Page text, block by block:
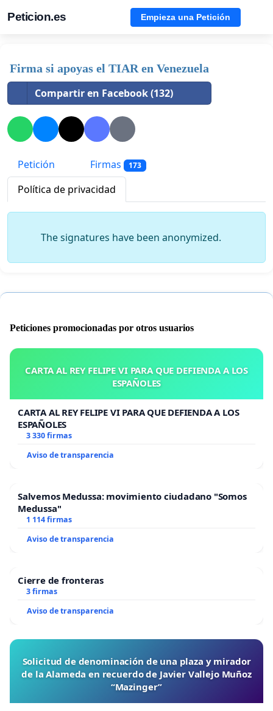
Peticion.es Empieza una Petición
Firma si apoyas el TIAR en Venezuela
Compartir en Facebook (132)
Petición Firmas 173
Política de privacidad
The signatures have been anonymized.
Peticiones promocionadas por otros usuarios
CARTA AL REY FELIPE VI PARA QUE DEFIENDA A LOS
ESPAÑOLES
CARTA AL REY FELIPE VI PARA QUE DEFIENDA A LOS
ESPAÑOLES
3 330 firmas
Aviso de transparencia
Salvemos Medussa: movimiento ciudadano "Somos
Medussa"
1 114 firmas
Aviso de transparencia
Cierre de fronteras
3 firmas
Aviso de transparencia
Solicitud de denominación de una plaza y mirador
de la Alameda en recuerdo de Javier Vallejo Muñoz
“Mazinger”